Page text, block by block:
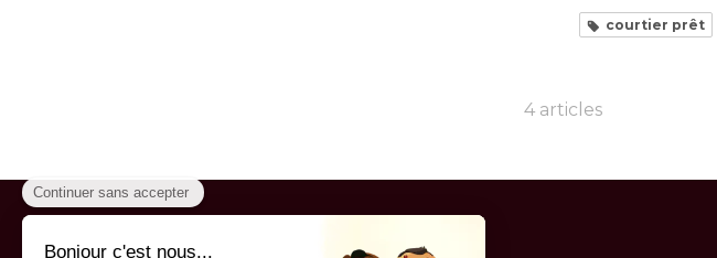
courtier prêt
4 articles